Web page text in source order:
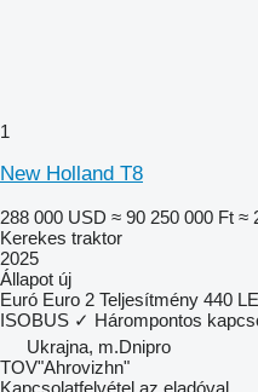
1
New Holland T8
288 000 USD ≈ 90 250 000 Ft ≈
Kerekes traktor
2025
Állapot új
Euró Euro 2 Teljesítmény 440
ISOBUS ✓ Hárompontos
Ukrajna, m.Dnipro
TOV"Ahrovizhn"
Kapcsolatfelvétel az eladóval